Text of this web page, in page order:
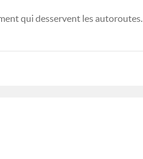
qui desservent les autoroutes.